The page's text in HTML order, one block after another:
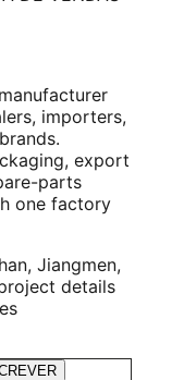
importers,
export
parts
one factory
Jiangmen,
details